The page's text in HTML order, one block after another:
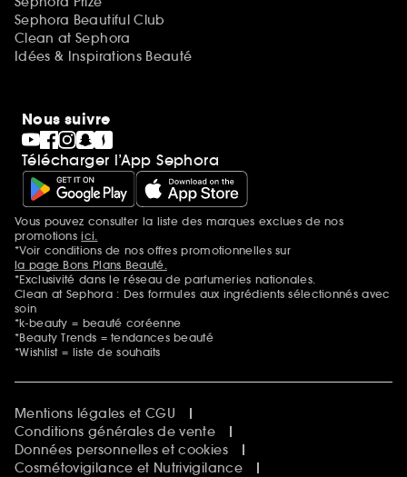
Sephora Beautiful Club
Clean at Sephora
Idées & Inspirations Beauté
Nous suivre
Télécharger l’App Sephora
Mentions additionnelles
Vous pouvez consulter la liste des marques exclues de nos
promotionsici.
*Voir conditions de nos offres promotionnelles sur
la page Bons Plans Beauté.
*Exclusivité dans le réseau de parfumeries nationales.
Clean at Sephora : Des formules aux ingrédients sélectionnés avec
soin
*k-beauty = beauté coréenne
*Beauty Trends = tendances beauté
*Wishlist = liste de souhaits
Mentions légales et CGU
Conditions générales de vente
Données personnelles et cookies
Cosmétovigilance et Nutrivigilance